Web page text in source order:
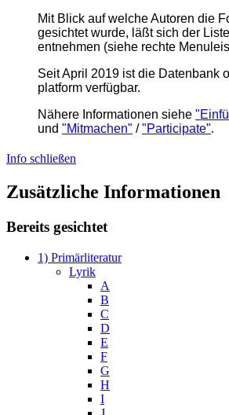
Mit Blick auf welche Autoren die
gesichtet wurde, läßt sich der
entnehmen (siehe rechte
Seit April 2019 ist die Datenbank
platform verfügbar.
Nähere Informationen siehe
und "Mitmachen" /"Participate".
Info schließen
Zusätzliche Informationen
Bereits gesichtet
1) Primärliteratur
Lyrik
A
B
C
D
E
F
G
H
I